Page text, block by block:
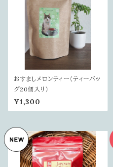
おすましメロンティー（ティーバッ
グ20個入り）
¥1,300